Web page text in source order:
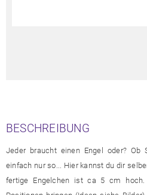
BESCHREIBUNG
Jeder braucht einen Engel oder? Ob
einfach nur so... Hier kannst du dir
fertige Engelchen ist ca 5 cm